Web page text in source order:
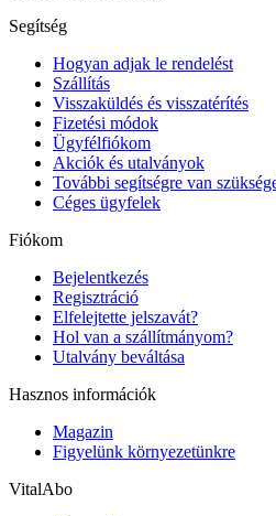
Segítség
Hogyan adjak le rendelést
Szállítás
Visszaküldés és visszatérítés
Fizetési módok
Ügyfélfiókom
Akciók és utalványok
További segítségre van
Céges ügyfelek
Fiókom
Bejelentkezés
Regisztráció
Elfelejtette jelszavát?
Hol van a szállítmányom?
Utalvány beváltása
Hasznos információk
Magazin
Figyelünk környezetünkre
VitalAbo